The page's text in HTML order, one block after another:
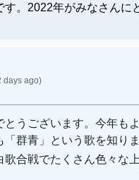
。2022年がみなさんに
days ago)
とうございます。今年も
群青」という歌を知り
歌合戦でたくさん色々